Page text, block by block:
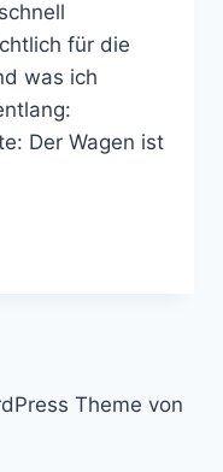
für die
was ich
Der Wagen ist
Theme von